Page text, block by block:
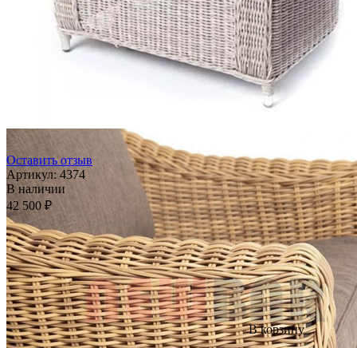
Оставить отзыв
Артикул: 4374
В наличии
42 500 ₽
В корзину